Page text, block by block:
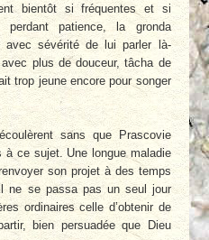
bientôt si fréquentes et si
patience, la gronda
avec sévérité de lui parler là-
plus de douceur, tâcha de
trop jeune encore pour songer
sans que Prascovie
à ce sujet. Une longue maladie
son projet à des temps
ne se passa pas un seul jour
ordinaires celle d’obtenir de
bien persuadée que Dieu